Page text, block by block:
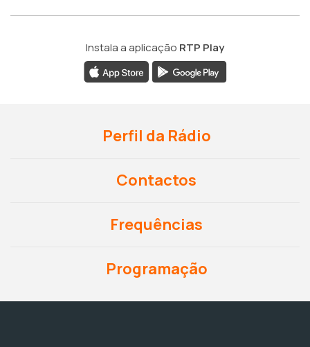
Instala a aplicação RTP Play
Perfil da Rádio
Contactos
Frequências
Programação